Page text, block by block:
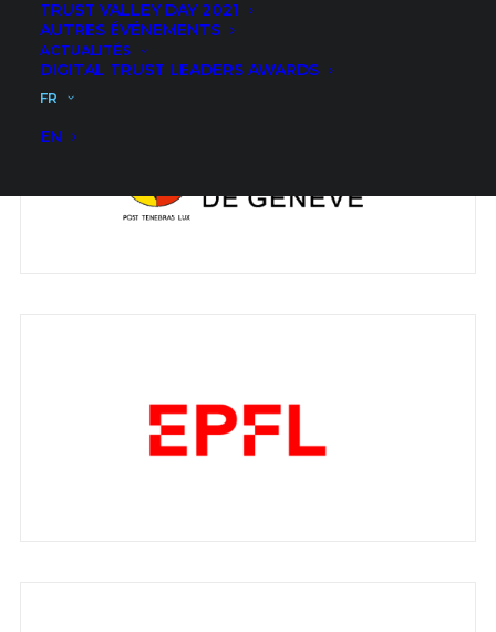
TRUST VALLEY DAY 2021
AUTRES ÉVÉNEMENTS
ACTUALITÉS
DIGITAL TRUST LEADERS AWARDS
FR
EN